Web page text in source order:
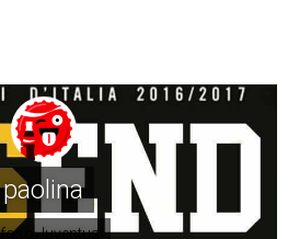
paolina
Juventus